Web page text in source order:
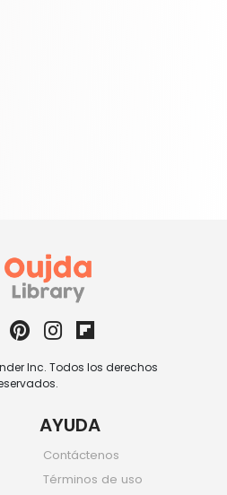
Inc. Todos los derechos
AYUDA
Contáctenos
Términos de uso